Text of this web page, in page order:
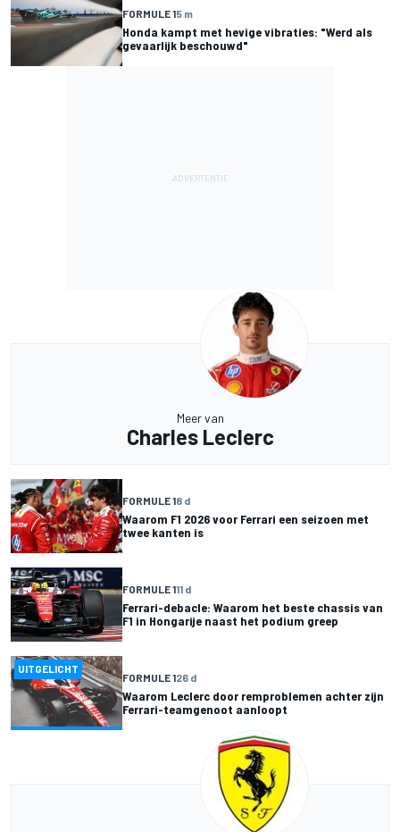
FORMULE 15 m
Honda kampt met hevige vibraties: "Werd als
gevaarlijk beschouwd"
Meer van
Charles Leclerc
FORMULE 18 d
Waarom F1 2026 voor Ferrari een seizoen met
twee kanten is
FORMULE 111 d
Ferrari-debacle: Waarom het beste chassis van
F1 in Hongarije naast het podium greep
UITGELICHT
FORMULE 126 d
Waarom Leclerc door remproblemen achter zijn
Ferrari-teamgenoot aanloopt